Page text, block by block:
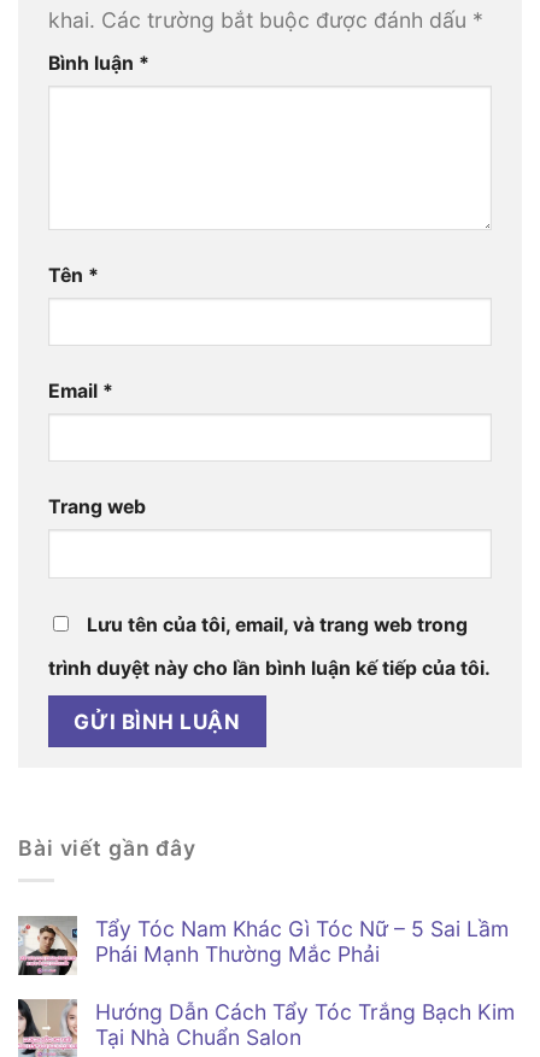
khai. Các trường bắt buộc được đánh dấu *
Bình luận *
Tên *
Email *
Trang web
Lưu tên của tôi, email, và trang web trong
trình duyệt này cho lần bình luận kế tiếp của tôi.
Bài viết gần đây
Tẩy Tóc Nam Khác Gì Tóc Nữ – 5 Sai Lầm
Phái Mạnh Thường Mắc Phải
bình
luận
ở
Hướng Dẫn Cách Tẩy Tóc Trắng Bạch Kim
Tại Nhà Chuẩn Salon